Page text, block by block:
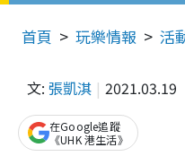
首頁 玩樂情報 活
文: 張凱淇 2021.03.19
在Google追蹤
《UHK 港生活》